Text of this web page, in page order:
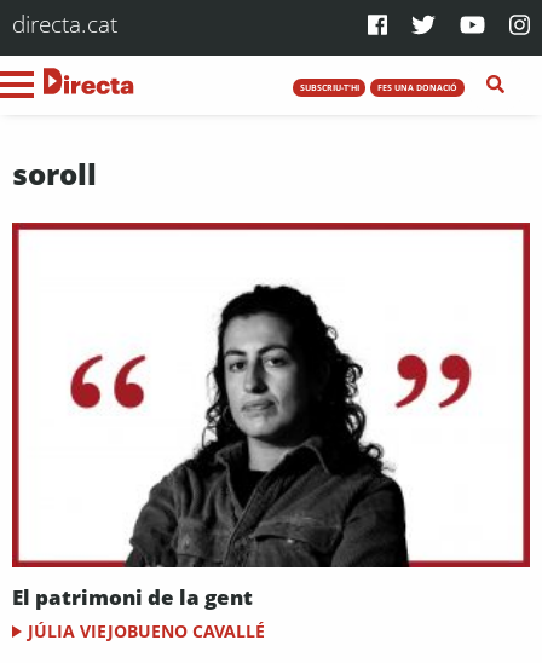
directa.cat
SUBSCRIU-T'HI FES UNA DONACIÓ
soroll
El patrimoni de la gent
JÚLIA VIEJOBUENO CAVALLÉ